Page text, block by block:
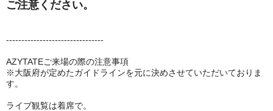
ご注意ください。
--------------------------------
AZYTATEご来場の際の注意事項
※大阪府が定めたガイドラインを元に決めさせていただいておりま
す。
ライブ観覧は着席で。